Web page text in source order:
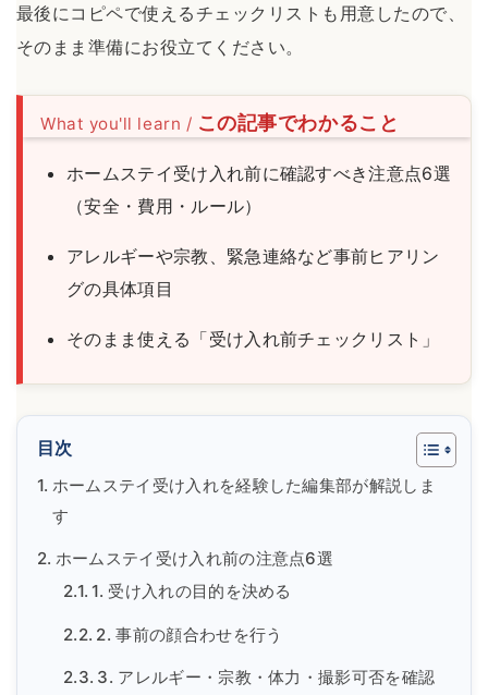
最後にコピペで使えるチェックリストも用意したので、
そのまま準備にお役立てください。
この記事でわかること
ホームステイ受け入れ前に確認すべき注意点6選
（安全・費用・ルール）
アレルギーや宗教、緊急連絡など事前ヒアリン
グの具体項目
そのまま使える「受け入れ前チェックリスト」
目次
ホームステイ受け入れを経験した編集部が解説しま
す
ホームステイ受け入れ前の注意点6選
1. 受け入れの目的を決める
2. 事前の顔合わせを行う
3. アレルギー・宗教・体力・撮影可否を確認